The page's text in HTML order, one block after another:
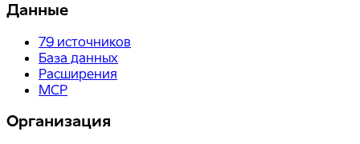
Данные
79 источников
База данных
Расширения
MCP
Организация